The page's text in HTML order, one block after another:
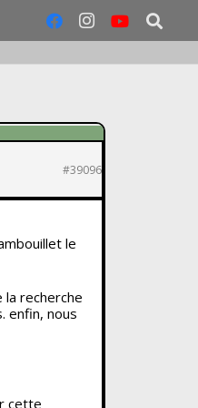
#39096
le
recherche
enfin, nous
cette